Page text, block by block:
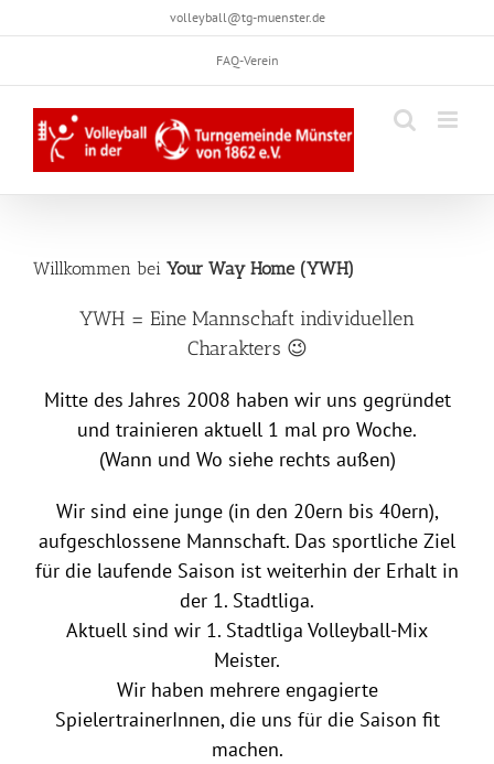
to
volleyball@tg-muenster.de
FAQ-Verein
Willkommen bei Your Way Home (YWH)
YWH = Eine Mannschaft individuellen
Charakters 😉
Mitte des Jahres 2008 haben wir uns gegründet
und trainieren aktuell 1 mal pro Woche.
(Wann und Wo siehe rechts außen)
Wir sind eine junge (in den 20ern bis 40ern),
aufgeschlossene Mannschaft. Das sportliche Ziel
für die laufende Saison ist weiterhin der Erhalt in
der 1. Stadtliga.
Aktuell sind wir 1. Stadtliga Volleyball-Mix
Meister.
Wir haben mehrere engagierte
SpielertrainerInnen, die uns für die Saison fit
machen.